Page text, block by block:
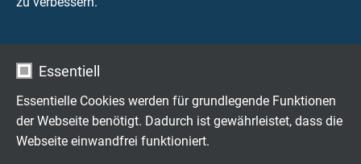
Essentiell
Essentielle Cookies werden für grundlegende Funktionen
der Webseite benötigt. Dadurch ist gewährleistet, dass die
Webseite einwandfrei funktioniert.
IP67 in gestecktem Zustand
M12 D-kodiert, gerade, angespritzt mit
Rüttelsicherung